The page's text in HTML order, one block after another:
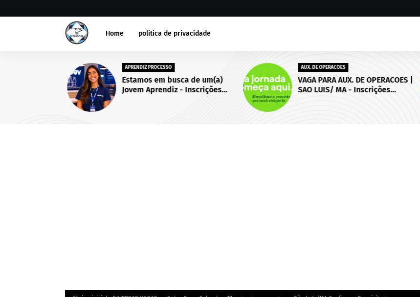
Home politica de privacidade
APRENDIZ PROCESSO
Estamos em busca de um(a)
Jovem Aprendiz - Inscrições
AUX. DE OPERACOES
VAGA PARA AUX. DE OPERACOES |
SAO LUIS/ MA - Inscrições